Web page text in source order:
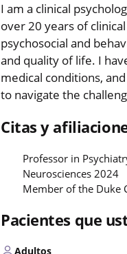
I am a clinical
over 20 years of
psychosocial and
and quality of life. I
medical conditions,
to navigate the
Citas y
Professor in
Neurosciences 2024
Member of the Duke
Pacientes que
Adultos